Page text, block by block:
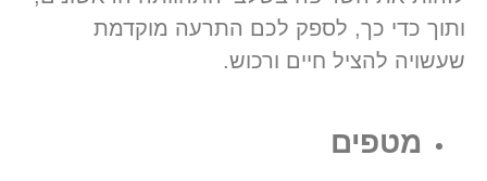
ותוך כדי כך, לספק לכם התרעה מוקדמת
שעשויה להציל חיים ורכוש.
מטפים